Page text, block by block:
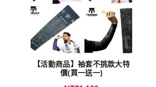
【活動商品】袖套不挑款大特
價(買一送一)